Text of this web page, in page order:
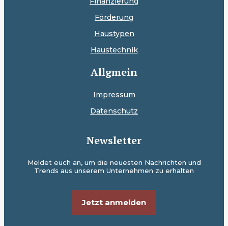
Förderung
Haustypen
Haustechnik
Allgmein
Impressum
Datenschutz
Newsletter
Meldet euch an, um die neuesten Nachrichten und
Trends aus unserem Unternehmen zu erhalten
Jetzt anmelden